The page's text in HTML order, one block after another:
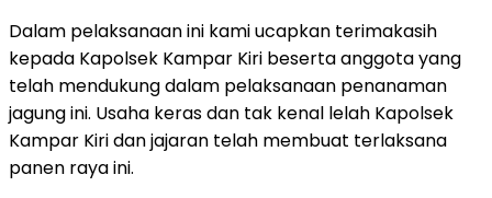
Dalam pelaksanaan ini kami ucapkan terimakasih
kepada Kapolsek Kampar Kiri beserta anggota yang
telah mendukung dalam pelaksanaan penanaman
jagung ini. Usaha keras dan tak kenal lelah Kapolsek
Kampar Kiri dan jajaran telah membuat terlaksana
panen raya ini.